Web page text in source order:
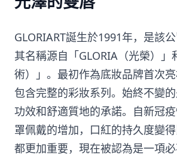
GLORIART誕生於1991年，是該公
其名稱源自「GLORIA（光榮）」
術）」。最初作為底妝品牌首次
包含完整的彩妝系列。始終不變
功效和舒適質地的承諾。自新冠
罩佩戴的增加，口紅的持久度變
都更加重要，現在被認為是一項必